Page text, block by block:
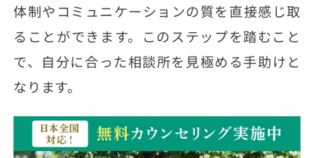
体制やコミュニケーションの質を直接感じ取
ることができます。このステップを踏むこと
で、自分に合った相談所を見極める手助けと
なります。